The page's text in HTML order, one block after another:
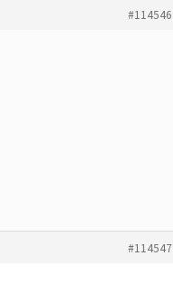
#114546
#114547